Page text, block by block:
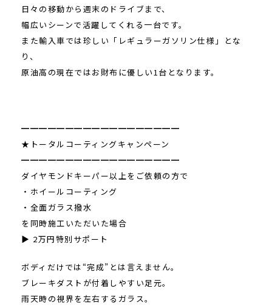
日々の移動から週末のドライブまで、
幅広いシーンで活躍してくれる一台です。
また輸入車では珍しい「レギュラーガソリン仕様」とな
り、
原油高の現在ではお財布に優しい1台となります。
━━━━━━━━━━━━━━━━━━
★トータルコーティングキャンペーン
━━━━━━━━━━━━━━━━━━
ダイヤモンドキーパー以上をご依頼の方で
・ホイールコーティング
・全面ガラス撥水
を同時施工いただいた場合
▶ 2万円特別サポート
ボディだけでは“完成”とは言えません。
ブレーキダストが付着しやすい足元。
雨天時の視界を左右するガラス。